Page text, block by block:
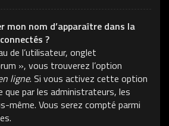
mon nom d’apparaître dans la
?
de l’utilisateur, onglet
», vous trouverez l’option
ligne. Si vous activez cette option
que par les administrateurs, les
même. Vous serez compté parmi